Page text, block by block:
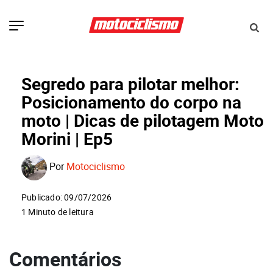
Segredo para pilotar melhor:
Posicionamento do corpo na
moto | Dicas de pilotagem Moto
Morini | Ep5
PorMotociclismo
Publicado: 09/07/2026
1 Minuto de leitura
Comentários